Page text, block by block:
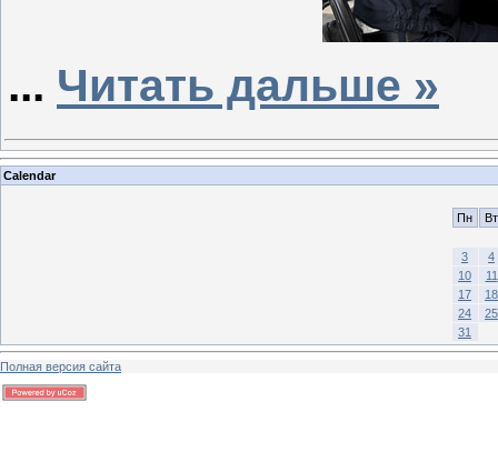
... Читать дальше »
Calendar
Пн Вт
3
4
10
11
17
18
24
25
31
Полная версия сайта